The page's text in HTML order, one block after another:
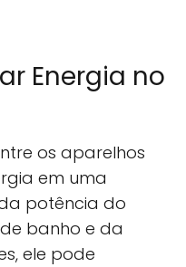
Energia no
os aparelhos
em uma
potência do
banho e da
ele pode